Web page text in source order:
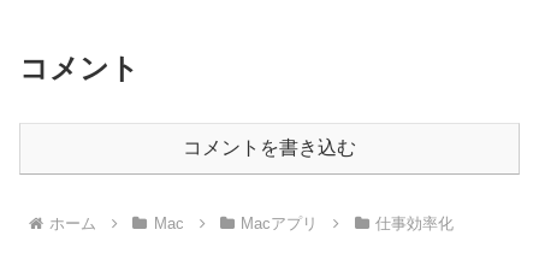
コメント
コメントを書き込む
ホーム Mac Macアプリ 仕事効率化